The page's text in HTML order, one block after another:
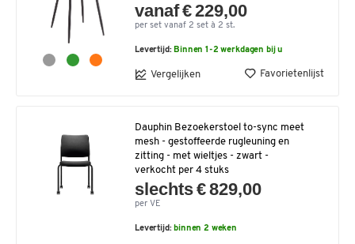
vanaf € 229,00
per set vanaf 2 set à 2 st.
Levertijd:Binnen 1-2 werkdagen bij u
Vergelijken Favorietenlijst
Dauphin Bezoekerstoel to-sync meet
mesh - gestoffeerde rugleuning en
zitting - met wieltjes - zwart -
verkocht per 4 stuks
slechts € 829,00
per VE
Levertijd:binnen 2 weken